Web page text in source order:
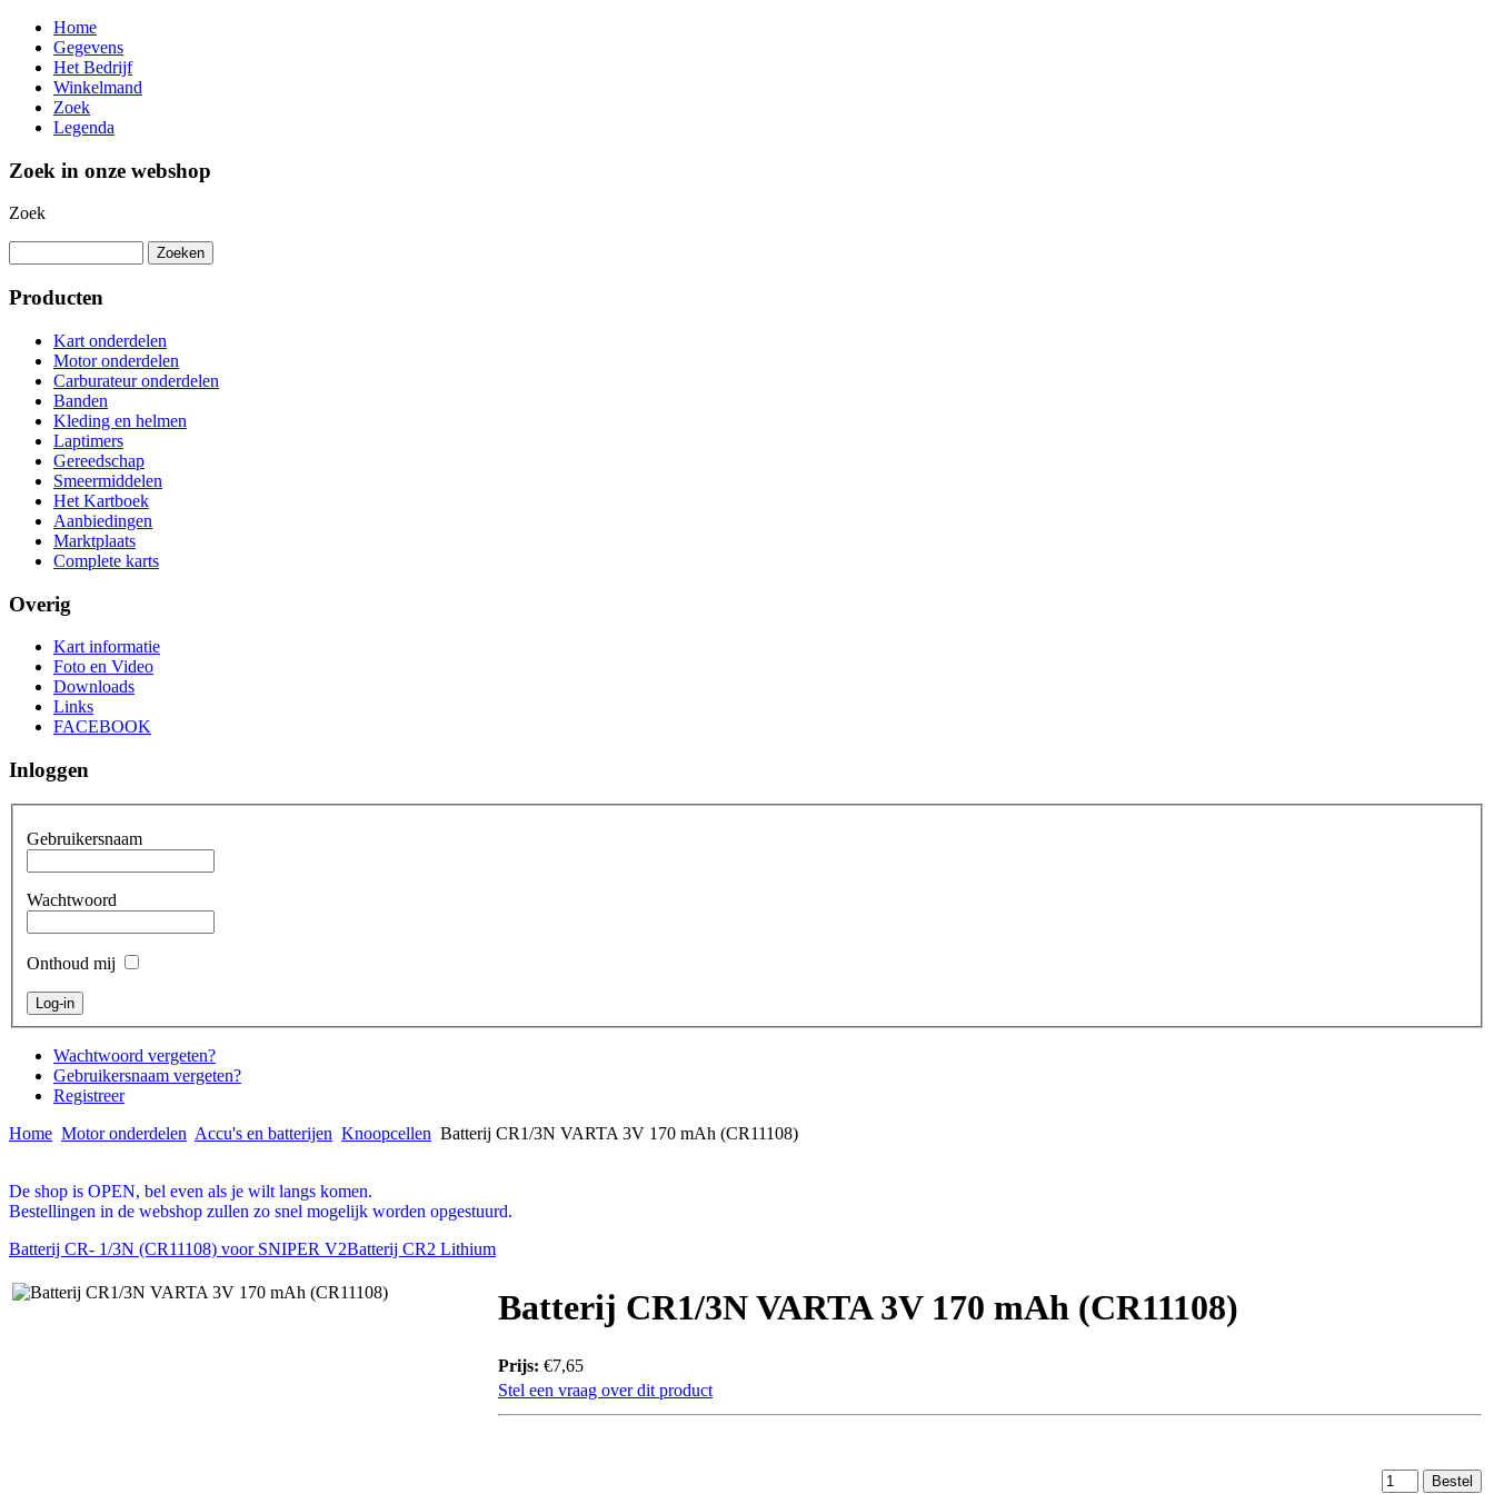
Home
Gegevens
Het Bedrijf
Winkelmand
Zoek
Legenda
Zoek in onze webshop
Zoek
Producten
Kart onderdelen
Motor onderdelen
Carburateur onderdelen
Banden
Kleding en helmen
Laptimers
Gereedschap
Smeermiddelen
Het Kartboek
Aanbiedingen
Marktplaats
Complete karts
Overig
Kart informatie
Foto en Video
Downloads
Links
FACEBOOK
Inloggen
Gebruikersnaam
Wachtwoord
Onthoud mij
Wachtwoord vergeten?
Gebruikersnaam vergeten?
Registreer
Home Motor onderdelen Accu's en batterijen Knoopcellen Batterij CR1/3N VARTA 3V 170 mAh (CR11108)
De shop is OPEN, bel even als je wilt langs komen.
Bestellingen in de webshop zullen zo snel mogelijk worden opgestuurd.
Batterij CR- 1/3N (CR11108) voor SNIPER V2Batterij CR2 Lithium
Batterij CR1/3N VARTA 3V 170 mAh (CR11108)
Prijs: €7,65
Stel een vraag over dit product